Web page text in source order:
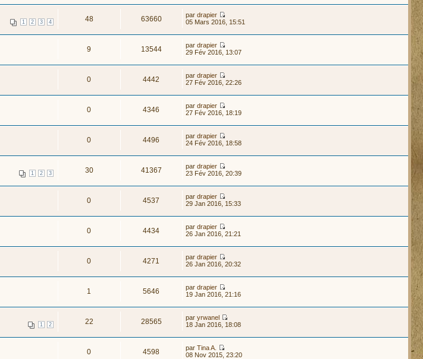
1 2 3 4 48 63660 pardrapier
05 Mars 2016, 15:51
9 13544 pardrapier
29 Fév 2016, 13:07
0 4442 pardrapier
27 Fév 2016, 22:26
0 4346 pardrapier
27 Fév 2016, 18:19
0 4496 pardrapier
24 Fév 2016, 18:58
1 2 3 30 41367 pardrapier
23 Fév 2016, 20:39
0 4537 pardrapier
29 Jan 2016, 15:33
0 4434 pardrapier
26 Jan 2016, 21:21
0 4271 pardrapier
26 Jan 2016, 20:32
1 5646 pardrapier
19 Jan 2016, 21:16
1 2 22 28565 paryrwanel
18 Jan 2016, 18:08
0 4598 parTina A.
08 Nov 2015, 23:20